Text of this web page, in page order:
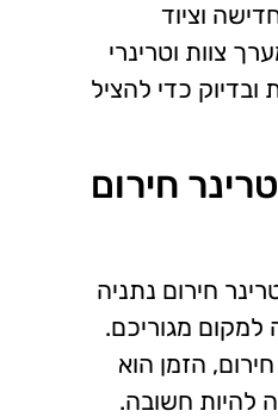
וציוד
צוות וטרינרי
ובדיוק כדי להציל
חירום
חירום נתניה
למקום מגוריכם.
הזמן הוא
להיות חשובה.